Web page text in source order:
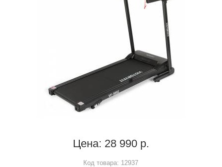
Цена: 28 990 р.
Код товара: 12937